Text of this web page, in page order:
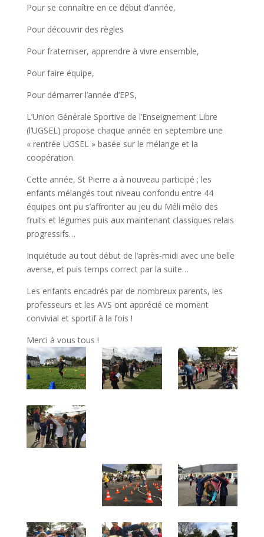
Pour se connaître en ce début d’année,
Pour découvrir des règles
Pour fraterniser, apprendre à vivre ensemble,
Pour faire équipe,
Pour démarrer l’année d’EPS,
L’Union Générale Sportive de l’Enseignement Libre
(l’UGSEL) propose chaque année en septembre une
« rentrée UGSEL » basée sur le mélange et la
coopération.
Cette année, St Pierre a à nouveau participé ; les
enfants mélangés tout niveau confondu entre 44
équipes ont pu s’affronter au jeu du Méli mélo des
fruits et légumes puis aux maintenant classiques relais
progressifs…
Inquiétude au tout début de l’après-midi avec une belle
averse, et puis temps correct par la suite…
Les enfants encadrés par de nombreux parents, les
professeurs et les AVS ont apprécié ce moment
convivial et sportif à la fois !
Merci à vous tous !